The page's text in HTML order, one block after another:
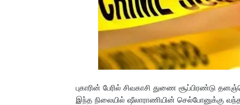
புகாரின் பேரில் சிவகாசி துணை சூப்பிரண்டு
இந்த நிலையில் ஷீலாராணியின் செல்போனுக்கு